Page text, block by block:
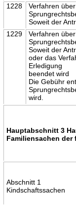
1228
Verfahren
Soweit der
1229
Verfahren
Soweit der
oder das
Erledigung
beendet wird
Die Gebühr
wird.
Hauptabschnitt 3
Familiensachen
Abschnitt 1
Kindschaftssachen